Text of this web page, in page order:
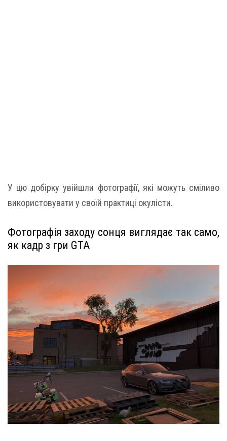
У цю добірку увійшли фотографії, які можуть сміливо
використовувати у своїй практиці окулісти.
Фотографія заходу сонця виглядає так само,
як кадр з гри GTA